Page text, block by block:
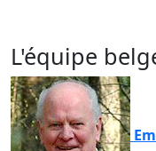
L'équipe